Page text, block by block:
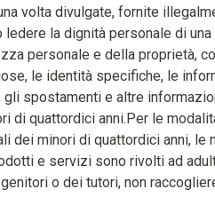
volta divulgate, fornite
ledere la dignità personale di
personale e della proprietà,
le identità specifiche, le
gli spostamenti e altre
di quattordici anni.Per le
dei minori di quattordici anni,
e servizi sono rivolti ad
genitori o dei tutori, non